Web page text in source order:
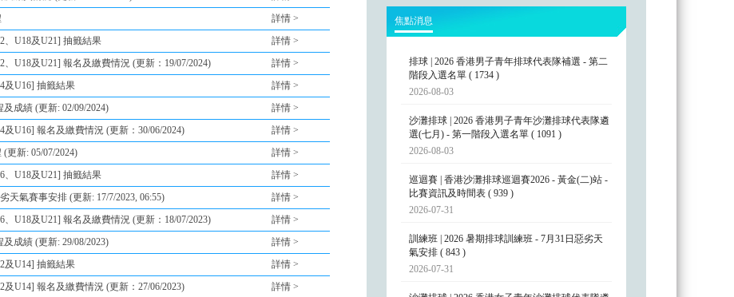
詳情 >
、U18及U21] 抽籤結果
詳情 >
U18及U21] 報名及繳費情況 (更新：19/07/2024)
詳情 >
及U16] 抽籤結果
詳情 >
成績 (更新: 02/09/2024)
詳情 >
U16] 報名及繳費情況 (更新：30/06/2024)
詳情 >
更新: 05/07/2024)
詳情 >
、U18及U21] 抽籤結果
詳情 >
天氣賽事安排 (更新: 17/7/2023, 06:55)
詳情 >
U18及U21] 報名及繳費情況 (更新：18/07/2023)
詳情 >
成績 (更新: 29/08/2023)
詳情 >
及U14] 抽籤結果
詳情 >
U14] 報名及繳費情況 (更新：27/06/2023)
詳情 >
焦點消息
排球 | 2026 香港男子青年排球代表隊補選 - 第二
階段入選名單 ( 1734 )
2026-08-03
沙灘排球 | 2026 香港男子青年沙灘排球代表隊遴
選(七月) - 第一階段入選名單 ( 1091 )
2026-08-03
巡迴賽 | 香港沙灘排球巡迴賽2026 - 黃金(二)站 -
比賽資訊及時間表 ( 939 )
2026-07-31
訓練班 | 2026 暑期排球訓練班 - 7月31日惡劣天
氣安排 ( 843 )
2026-07-31